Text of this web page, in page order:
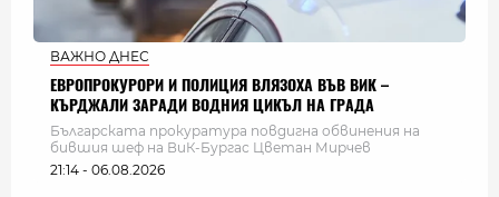
ВАЖНО ДНЕС
ЕВРОПРОКУРОРИ И ПОЛИЦИЯ ВЛЯЗОХА ВЪВ ВИК –
КЪРДЖАЛИ ЗАРАДИ ВОДНИЯ ЦИКЪЛ НА ГРАДА
Българската прокуратура повдигна обвинения на
бившия шеф на ВиК-Бургас Цветан Мирчев
21:14 - 06.08.2026